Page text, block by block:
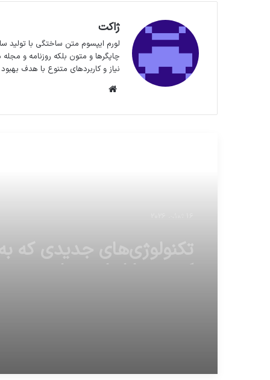
ژاکت
لورم ایپسوم متن ساختگی با تولید
چاپگرها و متون بلکه روزنامه و
نیاز و کاربردهای متنوع با هدف
سفری رسمی به آمریکا رفته